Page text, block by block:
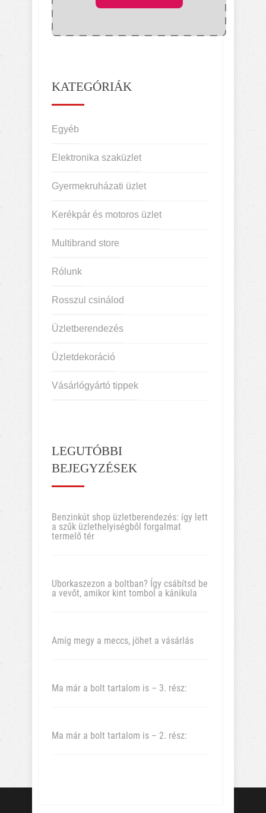
KATEGÓRIÁK
Egyéb
Elektronika szaküzlet
Gyermekruházati üzlet
Kerékpár és motoros üzlet
Multibrand store
Rólunk
Rosszul csinálod
Üzletberendezés
Üzletdekoráció
Vásárlógyártó tippek
LEGUTÓBBI
BEJEGYZÉSEK
Benzinkút shop üzletberendezés: így lett
a szűk üzlethelyiségből forgalmat
termelő tér
Uborkaszezon a boltban? Így csábítsd be
a vevőt, amikor kint tombol a kánikula
Amíg megy a meccs, jöhet a vásárlás
Ma már a bolt tartalom is – 3. rész:
Ma már a bolt tartalom is – 2. rész: